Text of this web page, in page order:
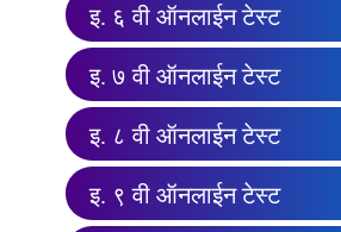
इ. ६ वी ऑनलाईन टेस्ट
इ. ७ वी ऑनलाईन टेस्ट
इ. ८ वी ऑनलाईन टेस्ट
इ. ९ वी ऑनलाईन टेस्ट